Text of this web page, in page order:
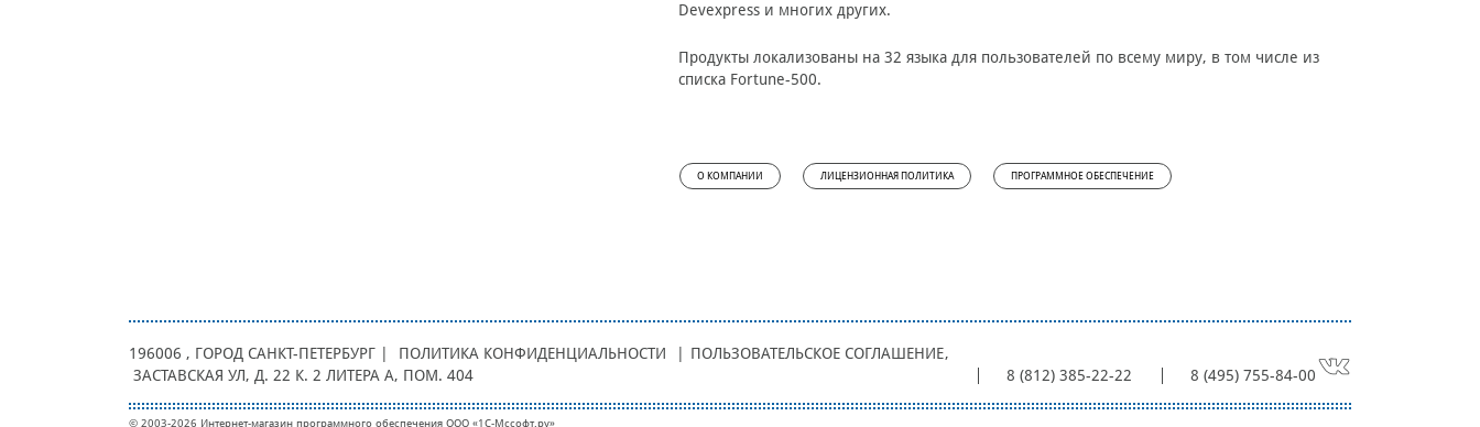
Devexpress и многих других.
Продукты локализованы на 32 языка для пользователей по всему миру, в том числе из
списка Fortune-500.
О КОМПАНИИ ЛИЦЕНЗИОННАЯ ПОЛИТИКА ПРОГРАММНОЕ ОБЕСПЕЧЕНИЕ
196006 , ГОРОД САНКТ-ПЕТЕРБУРГ | ПОЛИТИКА КОНФИДЕНЦИАЛЬНОСТИ ПОЛЬЗОВАТЕЛЬСКОЕ СОГЛАШЕНИЕ,
ЗАСТАВСКАЯ УЛ, Д. 22 К. 2 ЛИТЕРА А, ПОМ. 404
8 (812) 385-22-22 8 (495) 755-84-00
© 2003-2026 Интернет-магазин программного обеспечения ООО «1С-Мcсофт.ру»